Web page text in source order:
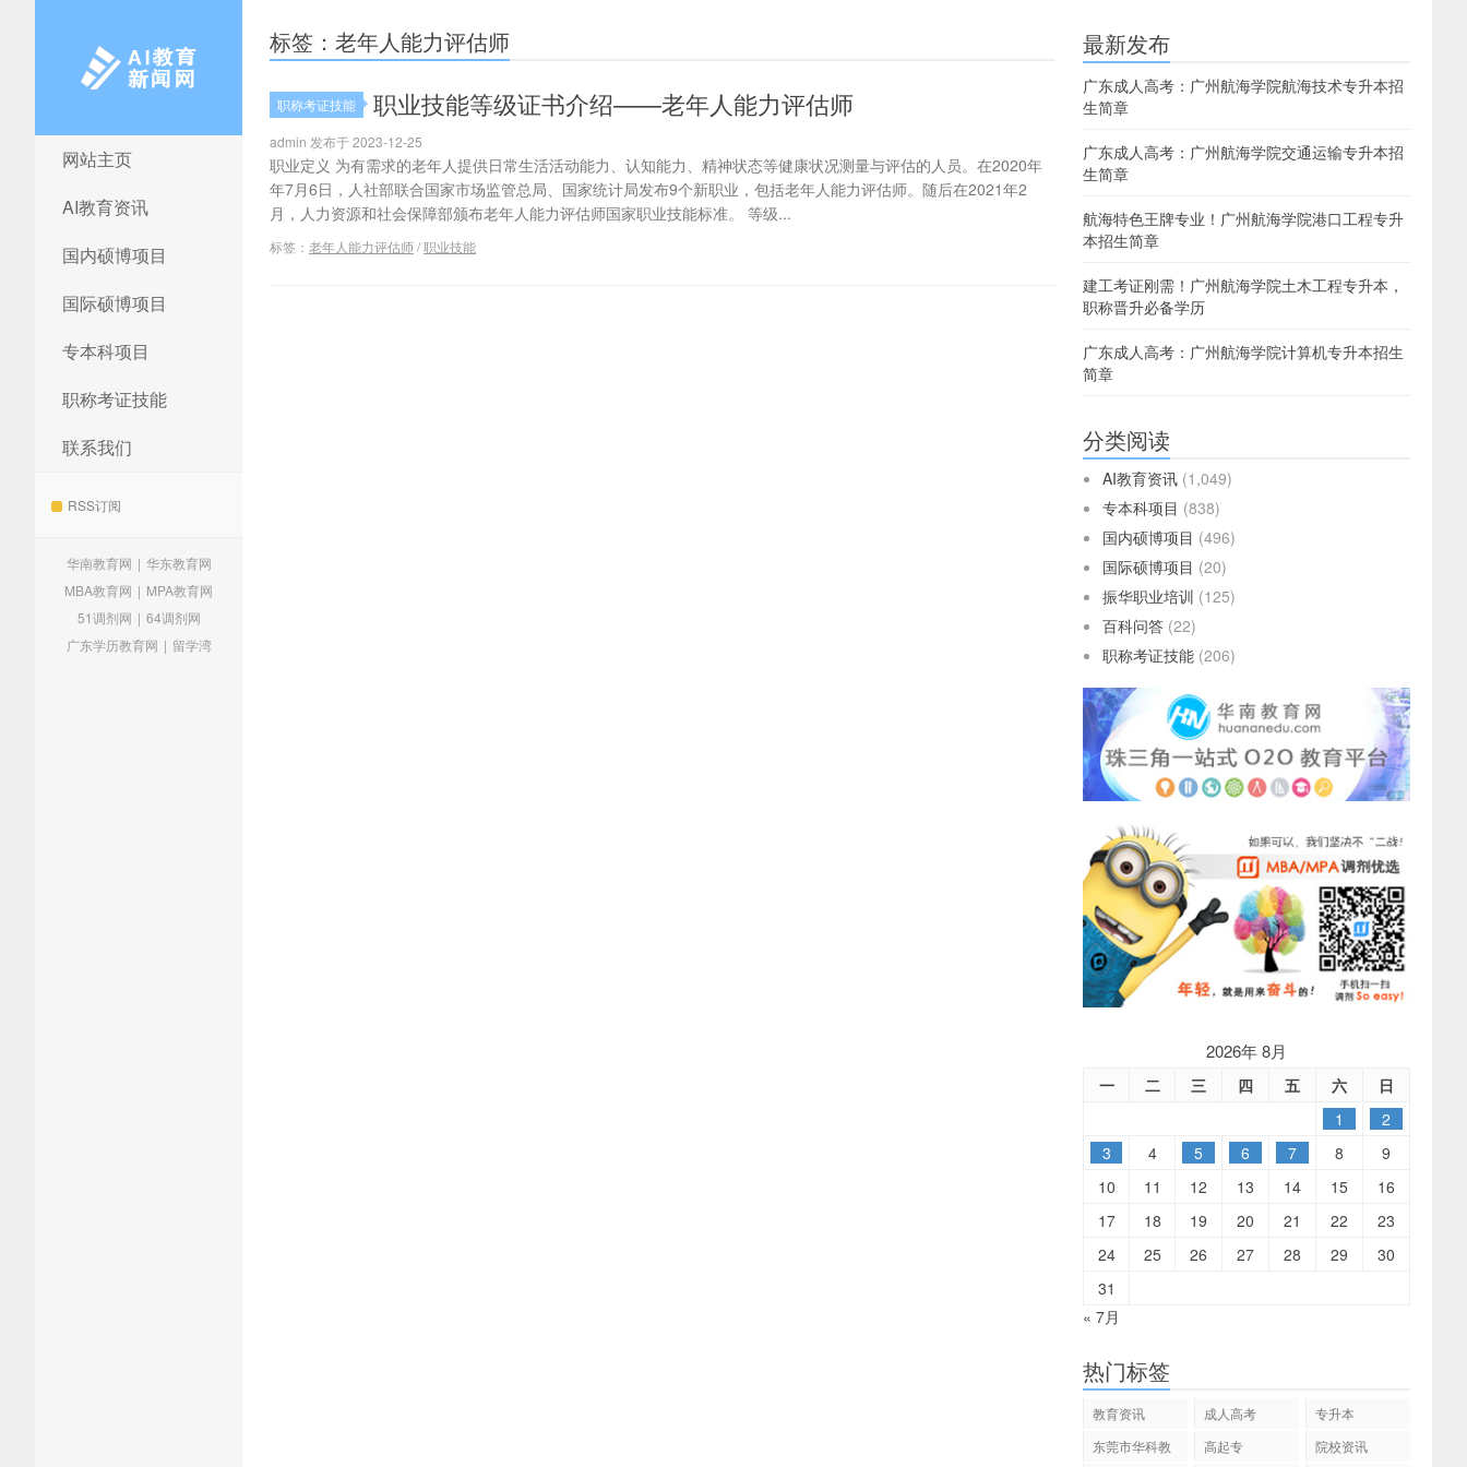
AI教育新闻网
网站主页
AI教育资讯
国内硕博项目
国际硕博项目
专本科项目
职称考证技能
联系我们
RSS订阅
华南教育网 | 华东教育网
MBA教育网 | MPA教育网
51调剂网 | 64调剂网
广东学历教育网 | 留学湾
标签：老年人能力评估师
职称考证技能 职业技能等级证书介绍——老年人能力评估师
admin 发布于 2023-12-25
职业定义 为有需求的老年人提供日常生活活动能力、认知能力、精神状态等健康状况测量与评估的人员。在2020年
年7月6日，人社部联合国家市场监管总局、国家统计局发布9个新职业，包括老年人能力评估师。随后在2021年2
月，人力资源和社会保障部颁布老年人能力评估师国家职业技能标准。 等级...
标签： 老年人能力评估师/职业技能
最新发布
广东成人高考：广州航海学院航海技术专升本招
生简章
广东成人高考：广州航海学院交通运输专升本招
生简章
航海特色王牌专业！广州航海学院港口工程专升
本招生简章
建工考证刚需！广州航海学院土木工程专升本，
职称晋升必备学历
广东成人高考：广州航海学院计算机专升本招生
简章
分类阅读
AI教育资讯 (1,049)
专本科项目 (838)
国内硕博项目 (496)
国际硕博项目 (20)
振华职业培训 (125)
百科问答 (22)
职称考证技能 (206)
2026年 8月
一 二 三 四 五 六
日
1
2
3
4 5 6 7 8
9
10
11 12 13 14 15
16
17
18 19 20 21 22
23
24
25 26 27 28 29
30
31
« 7月
热门标签
教育资讯 成人高考
专升本
东莞市华科教
高起专 院校资讯